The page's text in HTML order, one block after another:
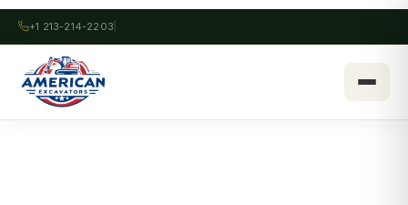
+1 213-214-2203